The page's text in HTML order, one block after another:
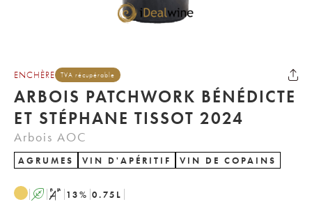
ENCHÈRE TVA récupérable
ARBOIS PATCHWORK BÉNÉDICTE
ET STÉPHANE TISSOT 2024
Arbois AOC
AGRUMES VIN D'APÉRITIF VIN DE COPAINS
A S 13% 0.75 L